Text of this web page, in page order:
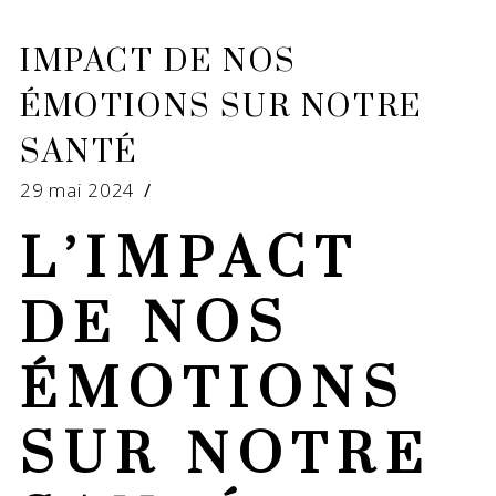
IMPACT DE NOS
ÉMOTIONS SUR NOTRE
SANTÉ
29 mai 2024
L’IMPACT
DE NOS
ÉMOTIONS
SUR NOTRE